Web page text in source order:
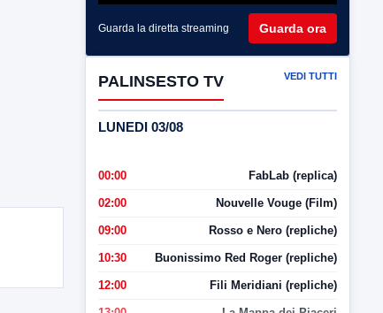
Guarda la diretta streaming Guarda ora
PALINSESTO TV VEDI TUTTI
LUNEDI 03/08
00:00 FabLab (replica)
02:00 Nouvelle Vouge (Film)
09:00 Rosso e Nero (repliche)
10:30 Buonissimo Red Roger (repliche)
12:00 Fili Meridiani (repliche)